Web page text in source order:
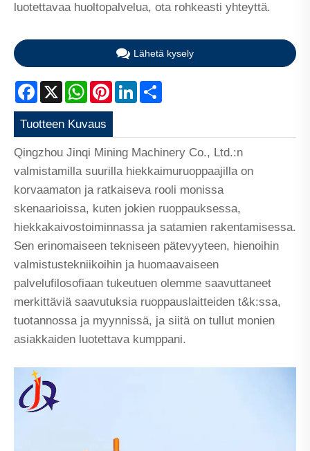
luotettavaa huoltopalvelua, ota rohkeasti yhteyttä.
Lähetä kysely
Facebook
X WhatsApp
PinterestLinkedIn
Tuotteen Kuvaus
Qingzhou Jinqi Mining Machinery Co., Ltd.:n
valmistamilla suurilla hiekkaimuruoppaajilla on
korvaamaton ja ratkaiseva rooli monissa
skenaarioissa, kuten jokien ruoppauksessa,
hiekkakaivostoiminnassa ja satamien rakentamisessa.
Sen erinomaiseen tekniseen pätevyyteen, hienoihin
valmistustekniikoihin ja huomaavaiseen
palvelufilosofiaan tukeutuen olemme saavuttaneet
merkittäviä saavutuksia ruoppauslaitteiden t&k:ssa,
tuotannossa ja myynnissä, ja siitä on tullut monien
asiakkaiden luotettava kumppani.